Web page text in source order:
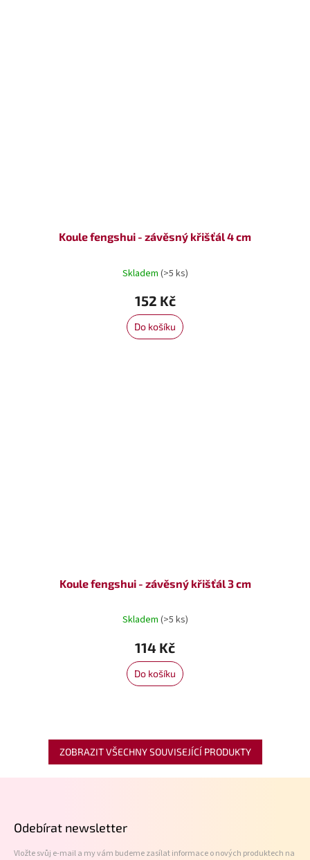
Koule fengshui - závěsný křišťál 4 cm
Skladem (>5 ks)
152 Kč
Do košíku
Koule fengshui - závěsný křišťál 3 cm
Skladem (>5 ks)
114 Kč
Do košíku
ZOBRAZIT VŠECHNY SOUVISEJÍCÍ PRODUKTY
Odebírat newsletter
Vložte svůj e-mail a my vám budeme zasílat informace o nových produktech na